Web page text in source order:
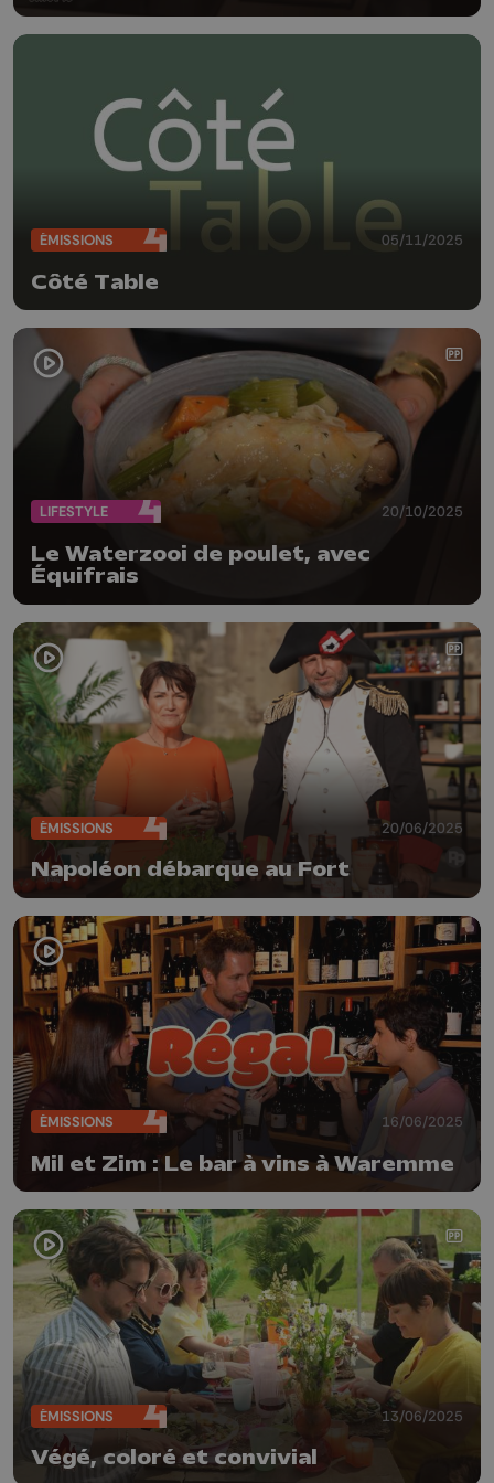
ÉMISSIONS 05/11/2025
Côté Table
LIFESTYLE 20/10/2025
Le Waterzooi de poulet, avec
Équifrais
ÉMISSIONS 20/06/2025
Napoléon débarque au Fort
ÉMISSIONS 16/06/2025
Mil et Zim : Le bar à vins à Waremme
ÉMISSIONS 13/06/2025
Végé, coloré et convivial